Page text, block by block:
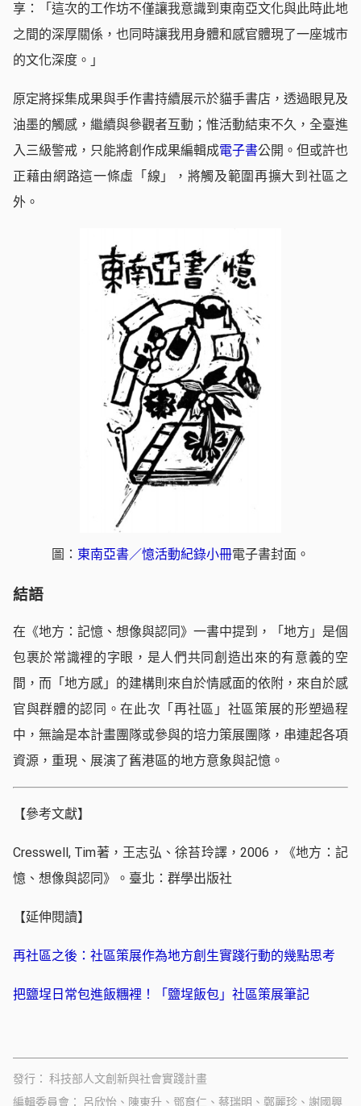
享：「這次的工作坊不僅讓我意識到東南亞文化與此時此地
之間的深厚關係，也同時讓我用身體和感官體現了一座城市
的文化深度。」
原定將採集成果與手作書持續展示於貓手書店，透過眼見及
油墨的觸感，繼續與參觀者互動；惟活動結束不久，全臺進
入三級警戒，只能將創作成果編輯成電子書公開。但或許也
正藉由網路這一條虛「線」，將觸及範圍再擴大到社區之
外。
圖： 東南亞書／憶活動紀錄小冊電子書封面。
結語
在《地方：記憶、想像與認同》一書中提到，「地方」是個
包裹於常識裡的字眼，是人們共同創造出來的有意義的空
間，而「地方感」的建構則來自於情感面的依附，來自於感
官與群體的認同。在此次「再社區」社區策展的形塑過程
中，無論是本計畫團隊或參與的培力策展團隊，串連起各項
資源，重現、展演了舊港區的地方意象與記憶。
【參考文獻】
Cresswell, Tim著，王志弘、徐苔玲譯，2006，《地方：記
憶、想像與認同》。臺北：群學出版社
【延伸閱讀】
再社區之後：社區策展作為地方創生實踐行動的幾點思考
把鹽埕日常包進飯糰裡！「鹽埕飯包」社區策展筆記
發行
科技部人文創新與社會實踐計畫
編輯委員會
呂欣怡、陳東升、鄧育仁、蔡瑞明、鄭麗珍、謝國興